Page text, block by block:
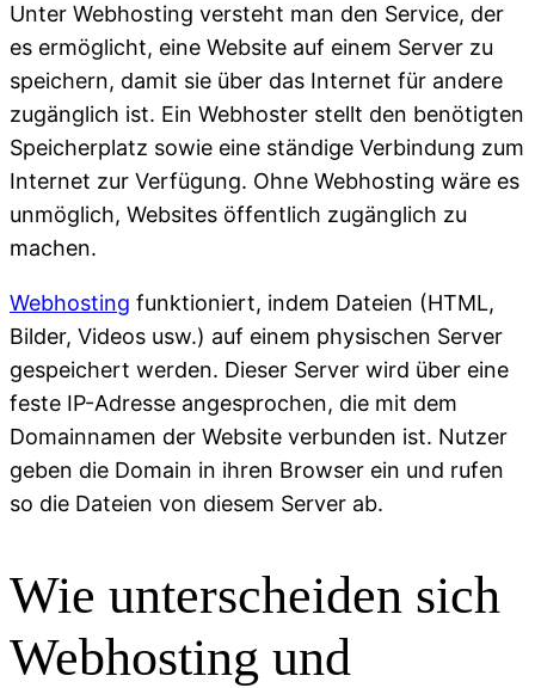
Unter Webhosting versteht man den Service, der
es ermöglicht, eine Website auf einem Server zu
speichern, damit sie über das Internet für andere
zugänglich ist. Ein Webhoster stellt den benötigten
Speicherplatz sowie eine ständige Verbindung zum
Internet zur Verfügung. Ohne Webhosting wäre es
unmöglich, Websites öffentlich zugänglich zu
machen.
Webhosting funktioniert, indem Dateien (HTML,
Bilder, Videos usw.) auf einem physischen Server
gespeichert werden. Dieser Server wird über eine
feste IP-Adresse angesprochen, die mit dem
Domainnamen der Website verbunden ist. Nutzer
geben die Domain in ihren Browser ein und rufen
so die Dateien von diesem Server ab.
Wie unterscheiden sich
Webhosting und